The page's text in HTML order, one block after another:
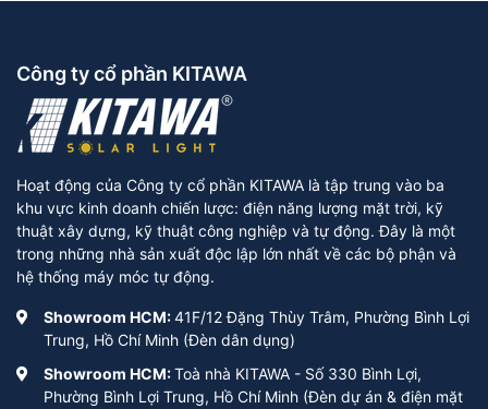
Công ty cổ phần KITAWA
Hoạt động của Công ty cổ phần KITAWA là tập trung vào ba
khu vực kinh doanh chiến lược: điện năng lượng mặt trời, kỹ
thuật xây dựng, kỹ thuật công nghiệp và tự động. Đây là một
trong những nhà sản xuất độc lập lớn nhất về các bộ phận và
hệ thống máy móc tự động.
Showroom HCM:41F/12 Đặng Thùy Trâm, Phường Bình Lợi
Trung, Hồ Chí Minh (Đèn dân dụng)
Showroom HCM:Toà nhà KITAWA - Số 330 Bình Lợi,
Phường Bình Lợi Trung, Hồ Chí Minh (Đèn dự án & điện mặt